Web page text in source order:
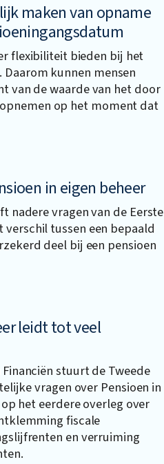
maken van opname
flexibiliteit bieden bij het
kunnen mensen
van de waarde van het door
op het moment dat
in eigen beheer
nadere vragen van de Eerste
tussen een bepaald
deel bij een pensioen
leidt tot veel
stuurt de Tweede
vragen over Pensioen in
het eerdere overleg over
fiscale
en verruiming